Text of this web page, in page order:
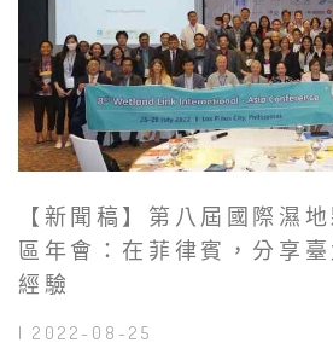
【新聞稿】第八屆國際濕
區年會：在菲律賓，分享
經驗
| 2022-08-25